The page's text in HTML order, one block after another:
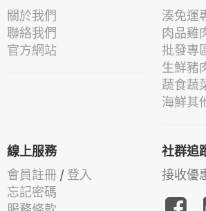
關於我們
聯絡我們
官方網站
湊免運
肉品雞
批發專
生鮮豬
蔬食蔬
海鮮其
線上服務
會員註冊 / 登入
忘記密碼
社群追
接收優